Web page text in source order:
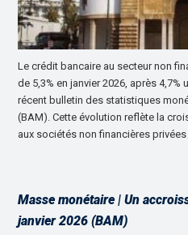
Le crédit bancaire au secteur non
de 5,3% en janvier 2026, après
récent bulletin des statistiques
(BAM). Cette évolution reflète la
aux sociétés non financières privées
Masse monétaire | Un
janvier 2026 (BAM)